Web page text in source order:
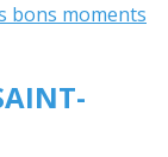
bons moments